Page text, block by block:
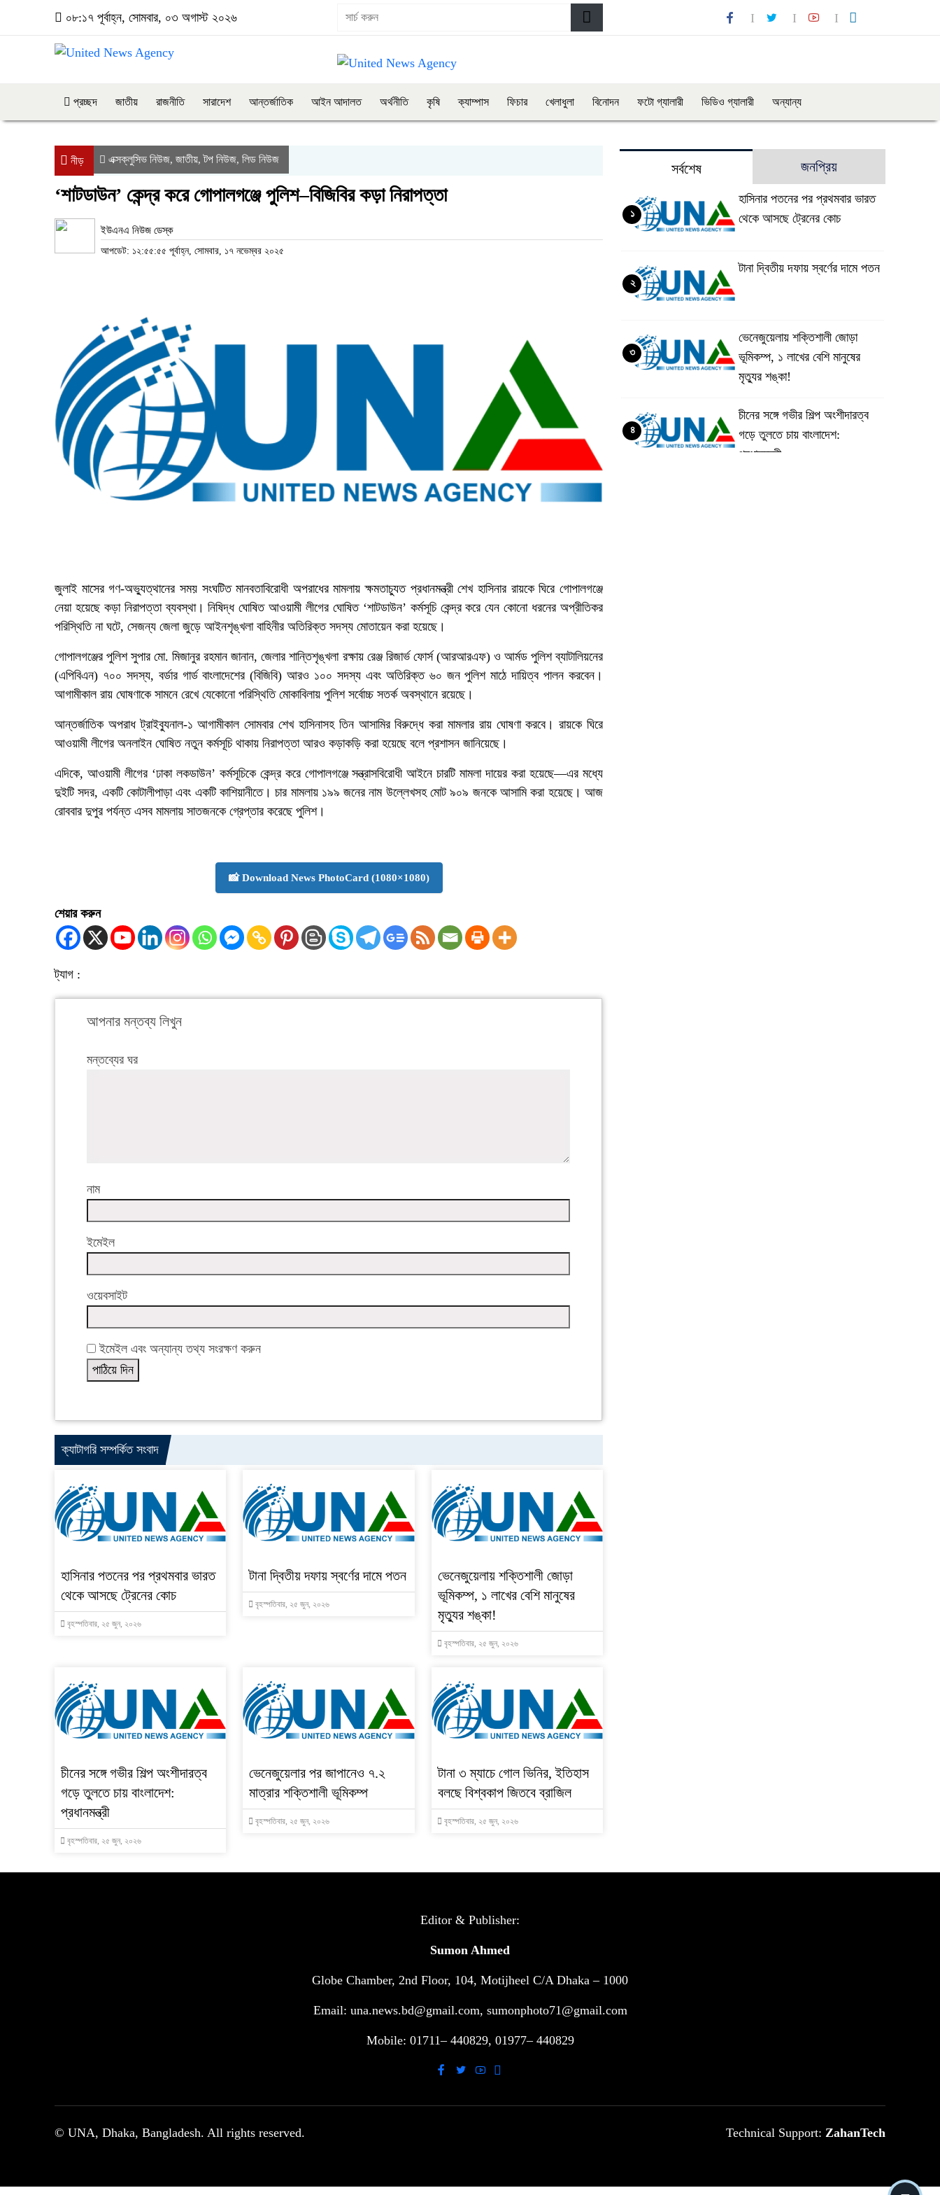
০৮:১৭ পূর্বাহ্ন, সোমবার, ০৩ অগাস্ট ২০২৬
প্রচ্ছদ জাতীয় রাজনীতি সারাদেশ আন্তর্জাতিক আইন আদালত অর্থনীতি কৃষি ক্যাম্পাস ফিচার খেলাধুলা বিনোদন ফটো গ্যালারী ভিডিও গ্যালারী অন্যান্য
নীড় এক্সক্লুসিভ নিউজ, জাতীয়,টপ নিউজ, লিড নিউজ
‘শাটডাউন’ কেন্দ্র করে গোপালগঞ্জে পুলিশ–বিজিবির কড়া নিরাপত্তা
ইউএনএ নিউজ ডেস্ক
আপডেট: ১২:৫৫:৫৫ পূর্বাহ্ন, সোমবার, ১৭ নভেম্বর ২০২৫
জুলাই মাসের গণ-অভ্যুত্থানের সময় সংঘটিত মানবতাবিরোধী অপরাধের মামলায় ক্ষমতাচ্যুত প্রধানমন্ত্রী শেখ হাসিনার রায়কে ঘিরে গোপালগঞ্জে
নেয়া হয়েছে কড়া নিরাপত্তা ব্যবস্থা। নিষিদ্ধ ঘোষিত আওয়ামী লীগের ঘোষিত ‘শাটডাউন’ কর্মসূচি কেন্দ্র করে যেন কোনো ধরনের অপ্রীতিকর
পরিস্থিতি না ঘটে, সেজন্য জেলা জুড়ে আইনশৃঙ্খলা বাহিনীর অতিরিক্ত সদস্য মোতায়েন করা হয়েছে।
গোপালগঞ্জের পুলিশ সুপার মো. মিজানুর রহমান জানান, জেলার শান্তিশৃঙ্খলা রক্ষায় রেঞ্জ রিজার্ভ ফোর্স (আরআরএফ) ও আর্মড পুলিশ ব্যাটালিয়নের
(এপিবিএন) ৭০০ সদস্য, বর্ডার গার্ড বাংলাদেশের (বিজিবি) আরও ১০০ সদস্য এবং অতিরিক্ত ৬০ জন পুলিশ মাঠে দায়িত্ব পালন করবেন।
আগামীকাল রায় ঘোষণাকে সামনে রেখে যেকোনো পরিস্থিতি মোকাবিলায় পুলিশ সর্বোচ্চ সতর্ক অবস্থানে রয়েছে।
আন্তর্জাতিক অপরাধ ট্রাইব্যুনাল-১ আগামীকাল সোমবার শেখ হাসিনাসহ তিন আসামির বিরুদ্ধে করা মামলার রায় ঘোষণা করবে। রায়কে ঘিরে
আওয়ামী লীগের অনলাইন ঘোষিত নতুন কর্মসূচি থাকায় নিরাপত্তা আরও কড়াকড়ি করা হয়েছে বলে প্রশাসন জানিয়েছে।
এদিকে, আওয়ামী লীগের ‘ঢাকা লকডাউন’ কর্মসূচিকে কেন্দ্র করে গোপালগঞ্জে সন্ত্রাসবিরোধী আইনে চারটি মামলা দায়ের করা হয়েছে—এর মধ্যে
দুইটি সদর, একটি কোটালীপাড়া এবং একটি কাশিয়ানীতে। চার মামলায় ১৯৯ জনের নাম উল্লেখসহ মোট ৯০৯ জনকে আসামি করা হয়েছে। আজ
রোববার দুপুর পর্যন্ত এসব মামলায় সাতজনকে গ্রেপ্তার করেছে পুলিশ।
📸 Download News PhotoCard (1080×1080)
শেয়ার করুন
ট্যাগ :
আপনার মন্তব্য লিখুন
মন্তব্যের ঘর
নাম
ইমেইল
ওয়েবসাইট
ইমেইল এবং অন্যান্য তথ্য সংরক্ষণ করুন
ক্যাটাগরি সম্পর্কিত সংবাদ
হাসিনার পতনের পর প্রথমবার ভারত
থেকে আসছে ট্রেনের কোচ
বৃহস্পতিবার, ২৫ জুন, ২০২৬
টানা দ্বিতীয় দফায় স্বর্ণের দামে পতন
বৃহস্পতিবার, ২৫ জুন, ২০২৬
ভেনেজুয়েলায় শক্তিশালী জোড়া
ভূমিকম্প, ১ লাখের বেশি মানুষের
মৃত্যুর শঙ্কা!
বৃহস্পতিবার, ২৫ জুন, ২০২৬
চীনের সঙ্গে গভীর শিল্প অংশীদারত্ব
গড়ে তুলতে চায় বাংলাদেশ:
প্রধানমন্ত্রী
বৃহস্পতিবার, ২৫ জুন, ২০২৬
ভেনেজুয়েলার পর জাপানেও ৭.২
মাত্রার শক্তিশালী ভূমিকম্প
বৃহস্পতিবার, ২৫ জুন, ২০২৬
টানা ৩ ম্যাচে গোল ভিনির, ইতিহাস
বলছে বিশ্বকাপ জিতবে ব্রাজিল
বৃহস্পতিবার, ২৫ জুন, ২০২৬
সর্বশেষ জনপ্রিয়
হাসিনার পতনের পর প্রথমবার ভারত
থেকে আসছে ট্রেনের কোচ
১
টানা দ্বিতীয় দফায় স্বর্ণের দামে পতন
২
ভেনেজুয়েলায় শক্তিশালী জোড়া
ভূমিকম্প, ১ লাখের বেশি মানুষের
মৃত্যুর শঙ্কা!
৩
চীনের সঙ্গে গভীর শিল্প অংশীদারত্ব
গড়ে তুলতে চায় বাংলাদেশ:
প্রধানমন্ত্রী
৪
Editor & Publisher:
Sumon Ahmed
Globe Chamber, 2nd Floor, 104, Motijheel C/A Dhaka – 1000
Email: una.news.bd@gmail.com, sumonphoto71@gmail.com
Mobile: 01711– 440829, 01977– 440829
© UNA, Dhaka, Bangladesh. All rights reserved. Technical Support: ZahanTech